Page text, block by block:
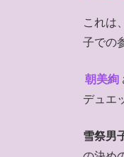
これは
子での
朝美絢
デュエ
雪祭男